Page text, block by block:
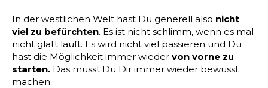
In der westlichen Welt hast Du generell also nicht
viel zu befürchten. Es ist nicht schlimm, wenn es mal
nicht glatt läuft. Es wird nicht viel passieren und Du
hast die Möglichkeit immer wieder von vorne zu
starten. Das musst Du Dir immer wieder bewusst
machen.